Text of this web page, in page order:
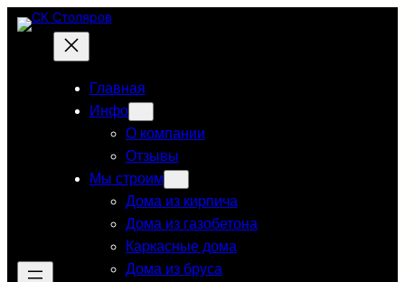
Перейти
содержимому
Главная
Инфо
О компании
Отзывы
Мы строим
Дома из кирпича
Дома из газобетона
Каркасные дома
Дома из бруса